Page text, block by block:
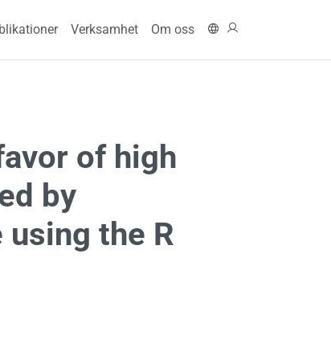
In English
Verksamhet Om oss
of high
by
the R